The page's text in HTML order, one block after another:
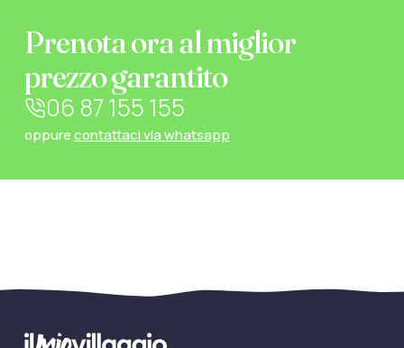
Prenota ora al miglior
prezzo garantito
06 87 155 155
oppurecontattaci via whatsapp